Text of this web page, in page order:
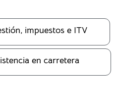
impuestos e ITV
en carretera